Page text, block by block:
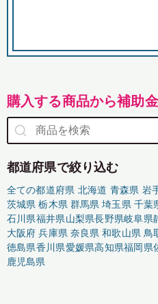
購入する商品から補助
都道府県で絞り込む
全ての都道府県 北海道 青森県 岩
茨城県 栃木県 群馬県 埼玉県 千葉
石川県福井県山梨県長野県岐阜県
大阪府 兵庫県 奈良県 和歌山県 鳥
徳島県香川県愛媛県高知県福岡県
鹿児島県